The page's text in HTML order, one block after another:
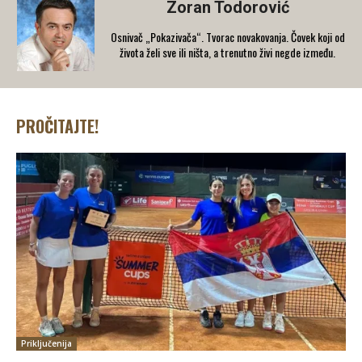
Zoran Todorović
Osnivač „Pokazivača“. Tvorac novakovanja. Čovek koji od
života želi sve ili ništa, a trenutno živi negde između.
PROČITAJTE!
Priključenija